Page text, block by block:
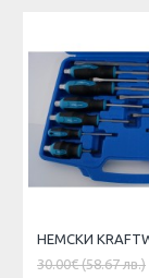
30.00€ (58.67 лв.)